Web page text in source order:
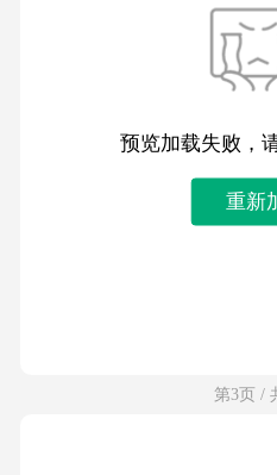
预览加载失败，
重新
第3页 /